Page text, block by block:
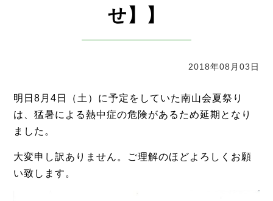
せ】】
2018年08月03日
明日8月4日（土）に予定をしていた南山会夏祭り
は、猛暑による熱中症の危険があるため延期となり
ました。
大変申し訳ありません。ご理解のほどよろしくお願
い致します。